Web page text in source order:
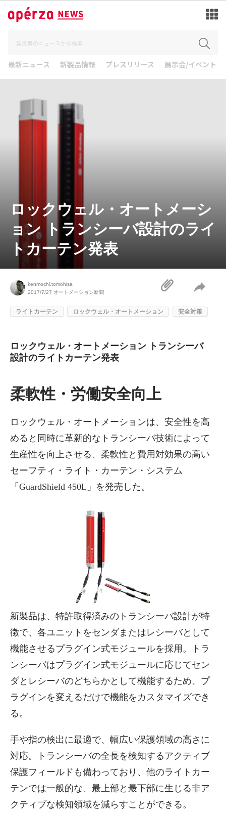
最新ニュース 新製品情報 プレスリリース 展示会/イベント
ロックウェル・オートメーシ
ョン トランシーバ設計のライ
トカーテン発表
kenmochi.tomohisa
2017/7/27 オートメーション新聞
ライトカーテン ロックウェル・オートメーション 安全対策
ロックウェル・オートメーション トランシーバ
設計のライトカーテン発表
柔軟性・労働安全向上
ロックウェル・オートメーションは、安全性を高
めると同時に革新的なトランシーバ技術によって
生産性を向上させる、柔軟性と費用対効果の高い
セーフティ・ライト・カーテン・システム
「GuardShield 450L」を発売した。
新製品は、特許取得済みのトランシーバ設計が特
徴で、各ユニットをセンダまたはレシーバとして
機能させるプラグイン式モジュールを採用。トラ
ンシーバはプラグイン式モジュールに応じてセン
ダとレシーバのどちらかとして機能するため、プ
ラグインを変えるだけで機能をカスタマイズでき
る。
手や指の検出に最適で、幅広い保護領域の高さに
対応。トランシーバの全長を検知するアクティブ
保護フィールドも備わっており、他のライトカー
テンでは一般的な、最上部と最下部に生じる非ア
クティブな検知領域を減らすことができる。